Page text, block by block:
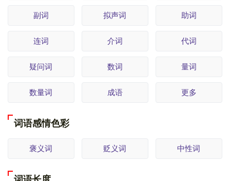
副词 拟声词 助词
连词 介词 代词
疑问词 数词 量词
数量词 成语 更多
词语感情色彩
褒义词 贬义词 中性词